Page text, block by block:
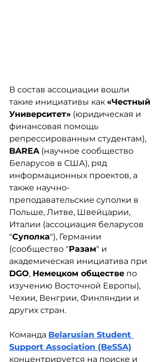
В состав ассоциации вошли
такие инициативы как «Честный
Университет» (юридическая и
финансовая помощь
репрессированным студентам),
BAREA (научное сообщество
Беларусов в США), ряд
информационных проектов, а
также научно-
преподавательские суполки в
Польше, Литве, Швейцарии,
Италии (ассоциация беларусов
"Суполка"), Германии
(сообщество "Разам" и
академическая инициатива при
DGO, Немецком обществе по
изучению Восточной Европы),
Чехии, Венгрии, Финляндии и
других стран.
Команда Belarusian Student
Support Association (BeSSA)
концентрируется на поиске и